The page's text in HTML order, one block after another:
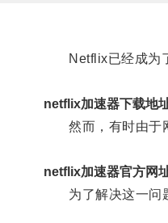
Netflix已经成为了
netflix加速器下载地
然而，有时由于网
netflix加速器官方网
为了解决这一问题